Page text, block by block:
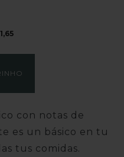
con notas de
es un básico en tu
tus comidas.